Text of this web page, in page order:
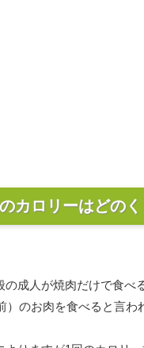
カロリーはどの
の成人が焼肉だけで食
）のお肉を食べると言わ